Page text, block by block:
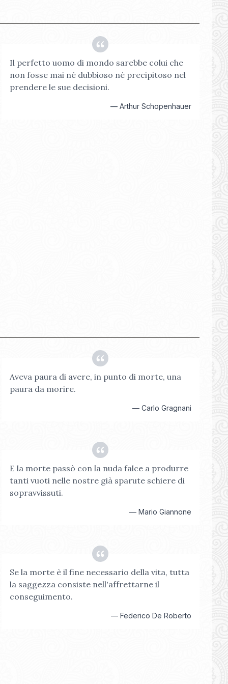
Il perfetto uomo di mondo sarebbe colui che
non fosse mai né dubbioso né precipitoso nel
prendere le sue decisioni.
— Arthur Schopenhauer
Aveva paura di avere, in punto di morte, una
paura da morire.
— Carlo Gragnani
E la morte passò con la nuda falce a produrre
tanti vuoti nelle nostre già sparute schiere di
sopravvissuti.
— Mario Giannone
Se la morte è il fine necessario della vita, tutta
la saggezza consiste nell'affrettarne il
conseguimento.
— Federico De Roberto